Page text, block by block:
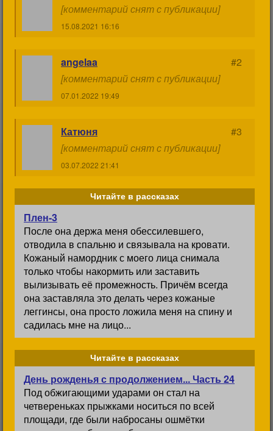
[комментарий снят с публикации]
15.08.2021 16:16
angelaa
#2
[комментарий снят с публикации]
07.01.2022 19:49
Катюня
#3
[комментарий снят с публикации]
03.07.2022 21:41
Читайте в рассказах
Плен-3
После она держа меня обессилевшего,
отводила в спальню и связывала на кровати.
Кожаный намордник с моего лица снимала
только чтобы накормить или заставить
вылизывать её промежность. Причём всегда
она заставляла это делать через кожаные
леггинсы, она просто ложила меня на спину и
садилась мне на лицо...
Читайте в рассказах
День рожденья с продолжением... Часть 24
Под обжигающими ударами он стал на
четвереньках прыжками носиться по всей
площади, где были набросаны ошмётки